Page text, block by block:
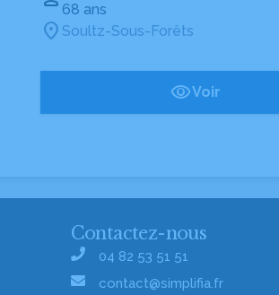
68 ans
Soultz-Sous-Forêts
Voir
Contactez-nous
04 82 53 51 51
contact@simplifia.fr